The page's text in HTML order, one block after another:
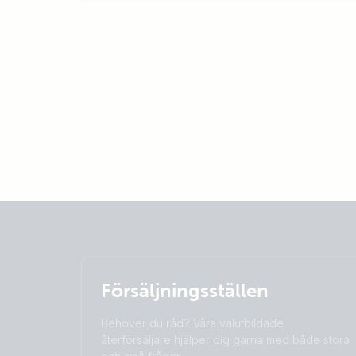
Försäljningsställen
Behöver du råd? Våra välutbildade
återförsäljare hjälper dig gärna med både stora